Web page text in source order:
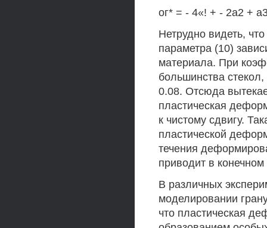
ог* = - 4«! + - 2а2 +
Нетрудно видеть,
параметра (10)
материала. При
большинства
0.08. Отсюда
пластическая
к чистому сдвигу.
пластической
течения
приводит в
В различных
моделировании
что пластическая